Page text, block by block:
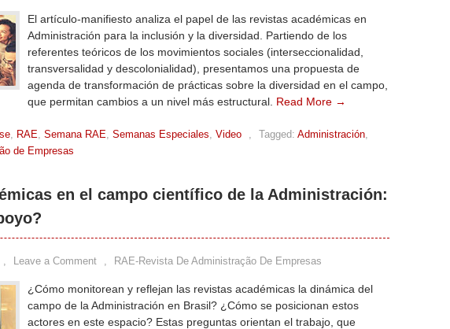
El artículo-manifiesto analiza el papel de las revistas académicas en
Administración para la inclusión y la diversidad. Partiendo de los
referentes teóricos de los movimientos sociales (interseccionalidad,
transversalidad y descolonialidad), presentamos una propuesta de
agenda de transformación de prácticas sobre la diversidad en el campo,
que permitan cambios a un nivel más estructural. Read More →
, RAE, Semana RAE, Semanas Especiales, Video , Tagged: Administración,
de Empresas
en el campo científico de la Administración:
, Leave a Comment , RAE-Revista De Administração De Empresas
¿Cómo monitorean y reflejan las revistas académicas la dinámica del
campo de la Administración en Brasil? ¿Cómo se posicionan estos
actores en este espacio? Estas preguntas orientan el trabajo, que